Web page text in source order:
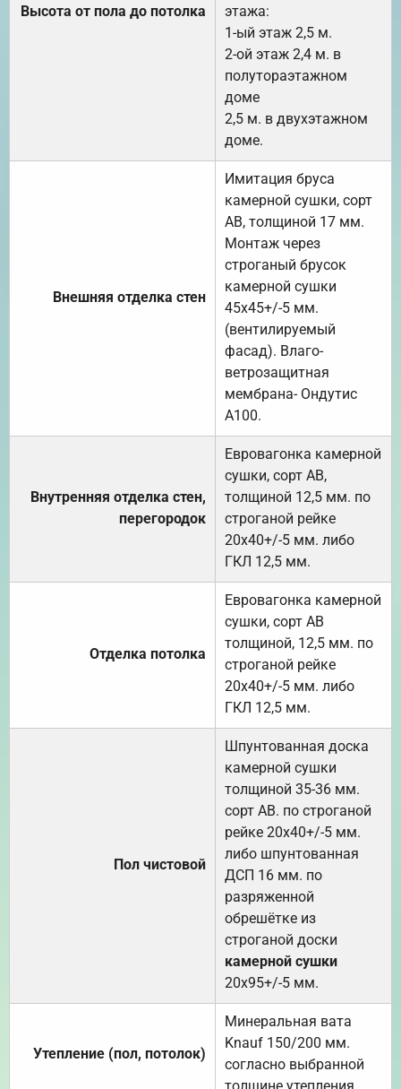
Высота от пола до потолка
этажа:
1-ый этаж 2,5 м.
2-ой этаж 2,4 м. в
полутораэтажном
доме
2,5 м. в двухэтажном
доме.
Внешняя отделка стен
Имитация бруса
камерной сушки, сорт
АВ, толщиной 17 мм.
Монтаж через
строганый брусок
камерной сушки
45х45+/-5 мм.
(вентилируемый
фасад). Влаго-
ветрозащитная
мембрана- Ондутис
А100.
Внутренняя отделка стен,
перегородок
Евровагонка камерной
сушки, сорт АВ,
толщиной 12,5 мм. по
строганой рейке
20х40+/-5 мм. либо
ГКЛ 12,5 мм.
Отделка потолка
Евровагонка камерной
сушки, сорт АВ
толщиной, 12,5 мм. по
строганой рейке
20х40+/-5 мм. либо
ГКЛ 12,5 мм.
Пол чистовой
Шпунтованная доска
камерной сушки
толщиной 35-36 мм.
сорт АВ. по строганой
рейке 20х40+/-5 мм.
либо шпунтованная
ДСП 16 мм. по
разряженной
обрешётке из
строганой доски
камерной сушки
20х95+/-5 мм.
Утепление (пол, потолок)
Минеральная вата
Knauf 150/200 мм.
согласно выбранной